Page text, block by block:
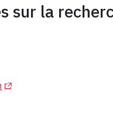
sur la
(Opens in a new tab)